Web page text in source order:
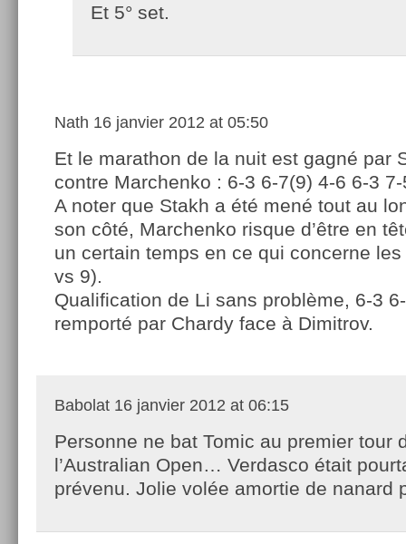
Et 5° set.
Nath 16 janvier 2012 at 05:50
Et le marathon de la nuit est gagné par
contre Marchenko : 6-3 6-7(9) 4-6 6-3
A noter que Stakh a été mené tout au
son côté, Marchenko risque d’être en
un certain temps en ce qui concerne
vs 9).
Qualification de Li sans problème, 6-3
remporté par Chardy face à Dimitrov.
Babolat 16 janvier 2012 at 06:15
Personne ne bat Tomic au premier tour
l’Australian Open… Verdasco était
prévenu. Jolie volée amortie de nanard